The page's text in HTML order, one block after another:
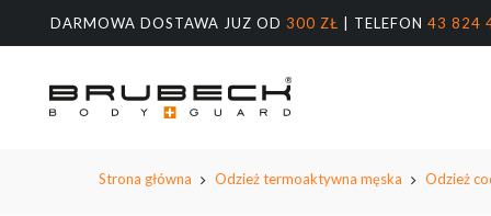
głównej
DARMOWA DOSTAWA JUZ OD 300 ZŁ | TELEFON 43 824
Strona główna Odzież termoaktywna męska Odzież